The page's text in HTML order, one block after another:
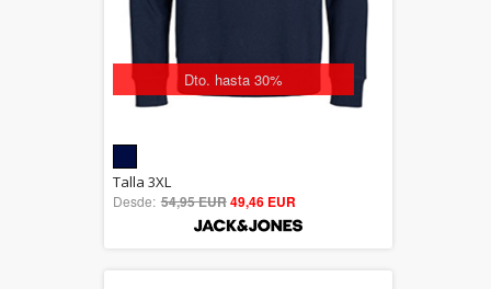
Dto. hasta 30%
out of 5
Talla 3XL
Desde: 54,95 EUR49,46 EUR